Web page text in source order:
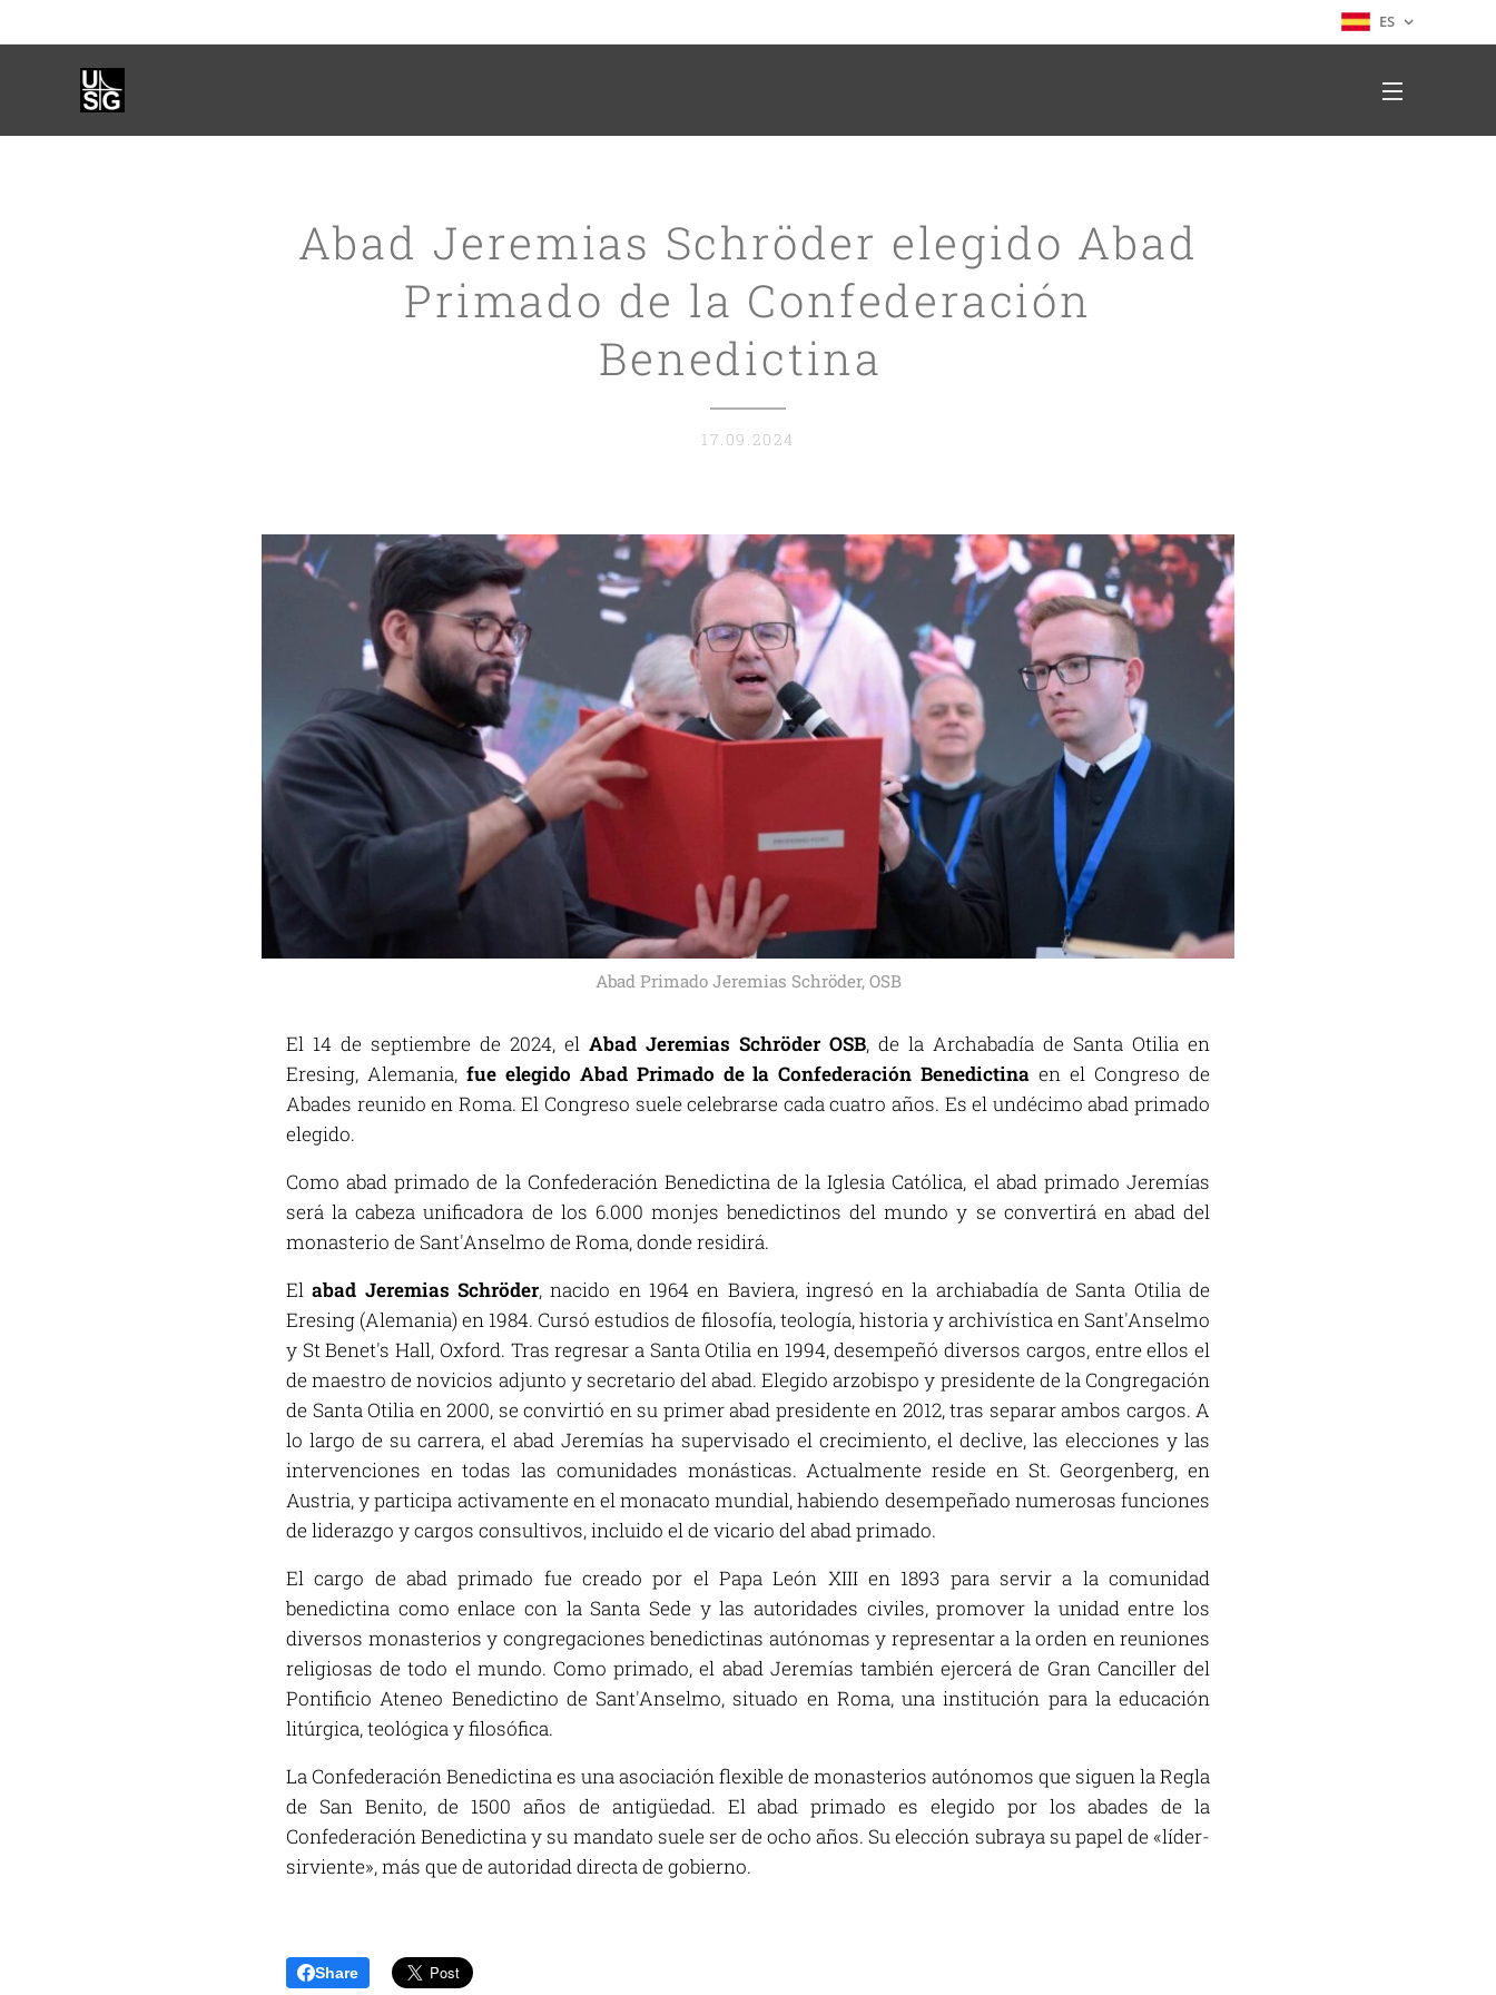
ES
Abad Jeremias Schröder elegido Abad
Primado de la Confederación
Benedictina
17.09.2024
Abad Primado Jeremias Schröder, OSB
El 14 de septiembre de 2024, el Abad Jeremias Schröder OSB, de la Archabadía de Santa Otilia en
Eresing, Alemania, fue elegido Abad Primado de la Confederación Benedictina en el Congreso de
Abades reunido en Roma. El Congreso suele celebrarse cada cuatro años. Es el undécimo abad primado
elegido.
Como abad primado de la Confederación Benedictina de la Iglesia Católica, el abad primado Jeremías
será la cabeza unificadora de los 6.000 monjes benedictinos del mundo y se convertirá en abad del
monasterio de Sant'Anselmo de Roma, donde residirá.
Elabad Jeremias Schröder, nacido en 1964 en Baviera, ingresó en la archiabadía de Santa Otilia de
Eresing (Alemania) en 1984. Cursó estudios de filosofía, teología, historia y archivística en Sant'Anselmo
y St Benet's Hall, Oxford. Tras regresar a Santa Otilia en 1994, desempeñó diversos cargos, entre ellos el
de maestro de novicios adjunto y secretario del abad. Elegido arzobispo y presidente de la Congregación
de Santa Otilia en 2000, se convirtió en su primer abad presidente en 2012, tras separar ambos cargos. A
lo largo de su carrera, el abad Jeremías ha supervisado el crecimiento, el declive, las elecciones y las
intervenciones en todas las comunidades monásticas. Actualmente reside en St. Georgenberg, en
Austria, y participa activamente en el monacato mundial, habiendo desempeñado numerosas funciones
de liderazgo y cargos consultivos, incluido el de vicario del abad primado.
El cargo de abad primado fue creado por el Papa León XIII en 1893 para servir a la comunidad
benedictina como enlace con la Santa Sede y las autoridades civiles, promover la unidad entre los
diversos monasterios y congregaciones benedictinas autónomas y representar a la orden en reuniones
religiosas de todo el mundo. Como primado, el abad Jeremías también ejercerá de Gran Canciller del
Pontificio Ateneo Benedictino de Sant'Anselmo, situado en Roma, una institución para la educación
litúrgica, teológica y filosófica.
La Confederación Benedictina es una asociación flexible de monasterios autónomos que siguen la Regla
de San Benito, de 1500 años de antigüedad. El abad primado es elegido por los abades de la
Confederación Benedictina y su mandato suele ser de ocho años. Su elección subraya su papel de «líder-
sirviente», más que de autoridad directa de gobierno.
Share